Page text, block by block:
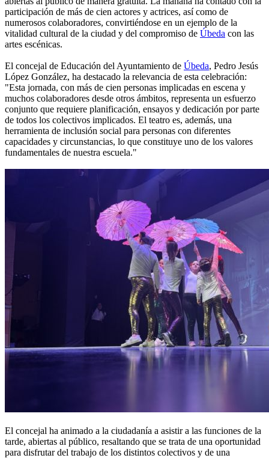
participación de más de cien actores y actrices, así como de
numerosos colaboradores, convirtiéndose en un ejemplo de la
vitalidad cultural de la ciudad y del compromiso de Úbeda con las
artes escénicas.
El concejal de Educación del Ayuntamiento de Úbeda, Pedro Jesús
López González, ha destacado la relevancia de esta celebración:
"Esta jornada, con más de cien personas implicadas en escena y
muchos colaboradores desde otros ámbitos, representa un esfuerzo
conjunto que requiere planificación, ensayos y dedicación por parte
de todos los colectivos implicados. El teatro es, además, una
herramienta de inclusión social para personas con diferentes
capacidades y circunstancias, lo que constituye uno de los valores
fundamentales de nuestra escuela."
El concejal ha animado a la ciudadanía a asistir a las funciones de la
tarde, abiertas al público, resaltando que se trata de una oportunidad
para disfrutar del trabajo de los distintos colectivos y de una